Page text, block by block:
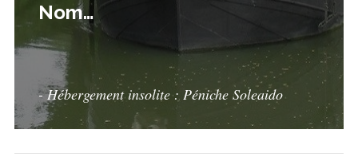
Nom…
- Hébergement insolite : Péniche Soleaido